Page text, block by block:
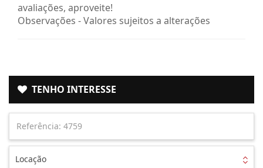
avaliações, aproveite!
Observações - Valores sujeitos a alterações
TENHO INTERESSE
Locação